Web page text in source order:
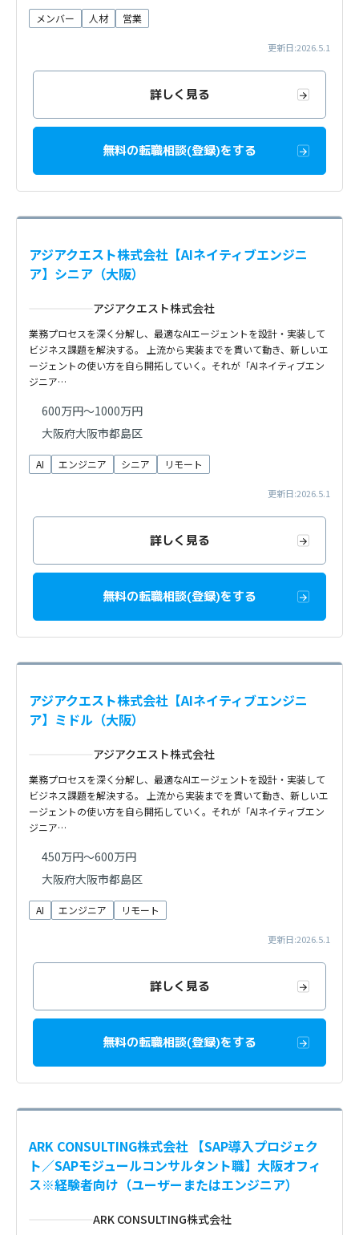
メンバー 人材 営業
更新日:2026.5.1
詳しく見る
無料の転職相談(登録)をする
アジアクエスト株式会社【AIネイティブエンジニ
ア】シニア（大阪）
アジアクエスト株式会社
業務プロセスを深く分解し、最適なAIエージェントを設計・実装して
ビジネス課題を解決する。 上流から実装までを貫いて動き、新しいエ
ージェントの使い方を自ら開拓していく。それが「AIネイティブエン
ジニア…
600万円～1000万円
大阪府大阪市都島区
AI エンジニア シニア リモート
更新日:2026.5.1
詳しく見る
無料の転職相談(登録)をする
アジアクエスト株式会社【AIネイティブエンジニ
ア】ミドル（大阪）
アジアクエスト株式会社
業務プロセスを深く分解し、最適なAIエージェントを設計・実装して
ビジネス課題を解決する。 上流から実装までを貫いて動き、新しいエ
ージェントの使い方を自ら開拓していく。それが「AIネイティブエン
ジニア…
450万円～600万円
大阪府大阪市都島区
AI エンジニア リモート
更新日:2026.5.1
詳しく見る
無料の転職相談(登録)をする
ARK CONSULTING株式会社 【SAP導入プロジェク
ト／SAPモジュールコンサルタント職】大阪オフィ
ス※経験者向け（ユーザーまたはエンジニア）
ARK CONSULTING株式会社